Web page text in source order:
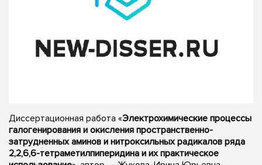
Диссертационная работа «Электрохимические процессы
галогенирования и окисления пространственно-
затрудненных аминов и нитроксильных радикалов ряда
2,2,6,6-тетраметилпиперидина и их практическое